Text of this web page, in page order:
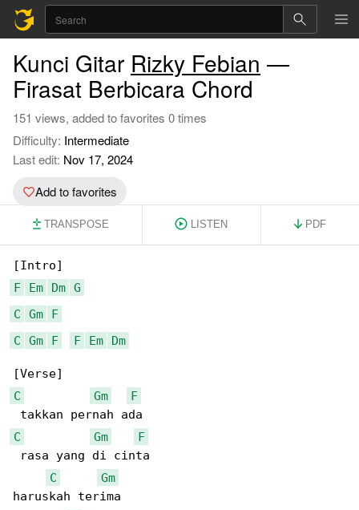
Kunci Gitar Rizky Febian —
Firasat Berbicara Chord
151 views, added to favorites 0 times
Difficulty: Intermediate
Last edit: Nov 17, 2024
Add to favorites
TRANSPOSE LISTEN PDF
F
Em Dm G
C
Gm
F
C
Gm F F Em Dm
C
Gm
F
C
Gm
F
rasa yang di cinta
C
Gm
haruskah terima